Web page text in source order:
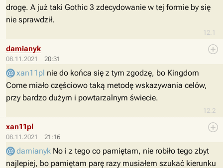
12.1
drogę. A już taki Gothic 3 zdecydowanie w tej formie by się
nie sprawdził.
08.11.2021 20:31
12.2
damianyk
xan11pl nie do końca się z tym zgodzę, bo Kingdom
Come miało częściowo taką metodę wskazywania celów,
przy bardzo dużym i powtarzalnym świecie.
08.11.2021 21:16
xan11pl
damianyk No i z tego co pamiętam, nie robiło tego zbyt
najlepiej, bo pamiętam parę razy musiałem szukać kierunku